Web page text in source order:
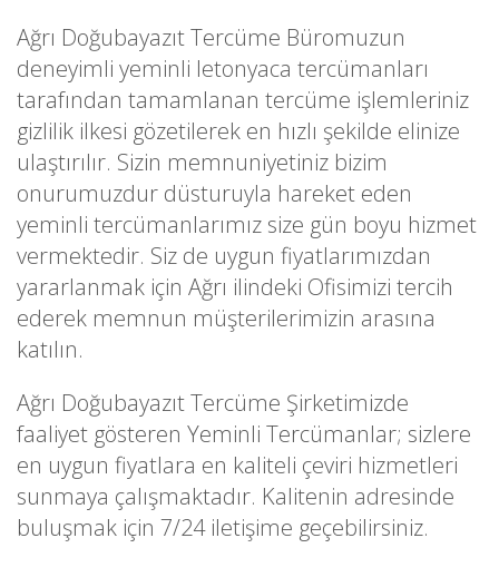
Ağrı Doğubayazıt Tercüme Büromuzun
deneyimli yeminli letonyaca tercümanları
tarafından tamamlanan tercüme işlemleriniz
gizlilik ilkesi gözetilerek en hızlı şekilde elinize
ulaştırılır. Sizin memnuniyetiniz bizim
onurumuzdur düsturuyla hareket eden
yeminli tercümanlarımız size gün boyu hizmet
vermektedir. Siz de uygun fiyatlarımızdan
yararlanmak için Ağrı ilindeki Ofisimizi tercih
ederek memnun müşterilerimizin arasına
katılın.
Ağrı Doğubayazıt Tercüme Şirketimizde
faaliyet gösteren Yeminli Tercümanlar; sizlere
en uygun fiyatlara en kaliteli çeviri hizmetleri
sunmaya çalışmaktadır. Kalitenin adresinde
buluşmak için 7/24 iletişime geçebilirsiniz.